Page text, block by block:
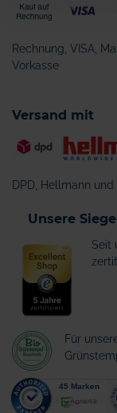
Rechnung, VISA,
Vorkasse
Versand mit
DPD, Hellmann und
Unsere
Seit
Für